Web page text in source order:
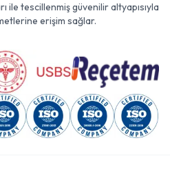
ile tescillenmiş güvenilir altyapısıyla
erişim sağlar.